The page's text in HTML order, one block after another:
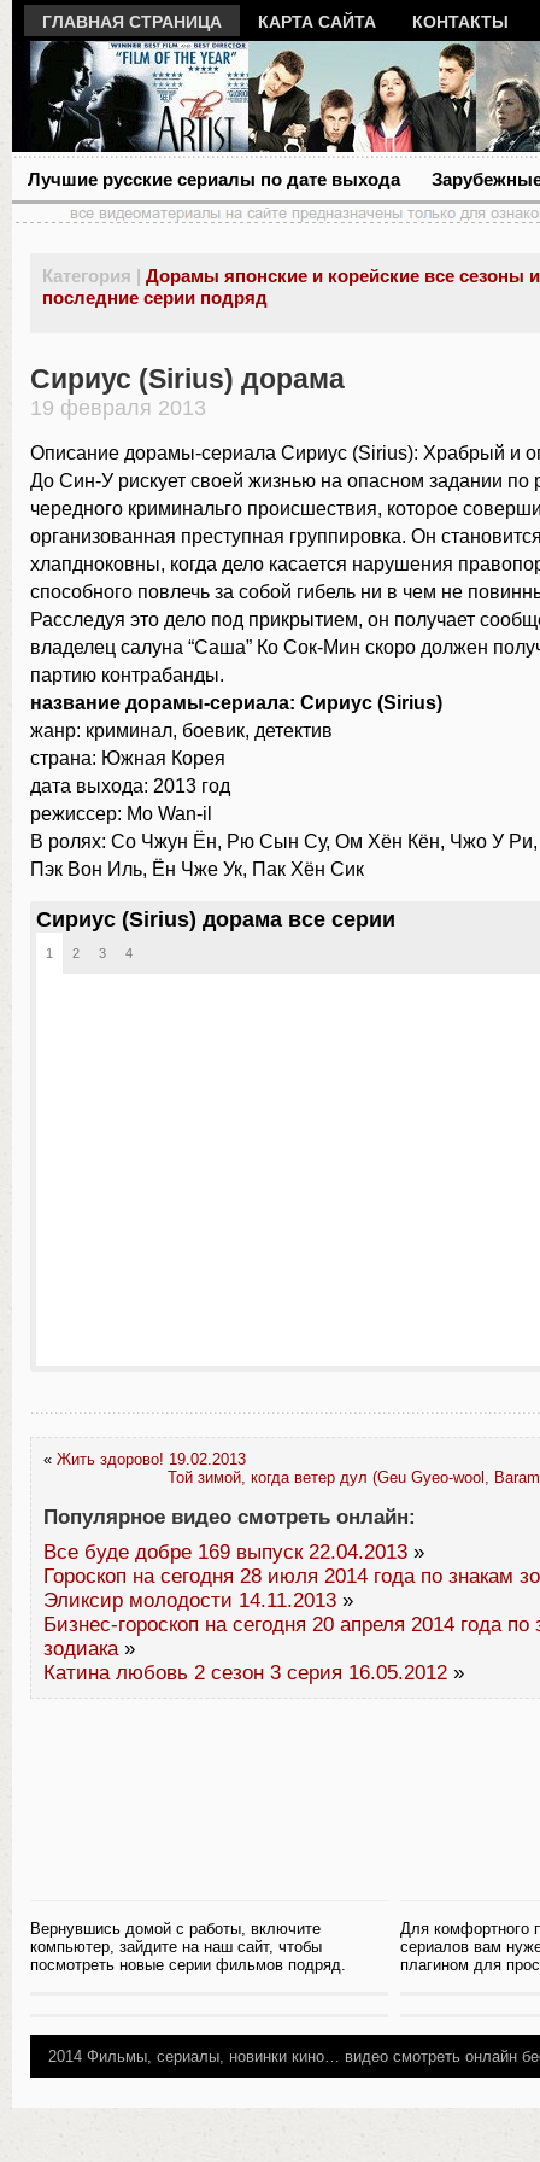
ГЛАВНАЯ СТРАНИЦА КАРТА САЙТА КОНТАКТЫ
Лучшие русские сериалы по дате выхода
Категория | Дорамы японские и корейские все сезоны
последние серии подряд
Сириус (Sirius) дорама
19 февраля 2013
Описание дорамы-сериала Сириус (Sirius): Храбрый и
До Син-У рискует своей жизнью на опасном задании по
чередного криминальго происшествия, которое
организованная преступная группировка. Он
хлапдноковны, когда дело касается нарушения
способного повлечь за собой гибель ни в чем не
Расследуя это дело под прикрытием, он получает
владелец салуна “Саша” Ко Сок-Мин скоро должен
партию контрабанды.
название дорамы-сериала: Сириус (Sirius)
жанр: криминал, боевик, детектив
страна: Южная Корея
дата выхода: 2013 год
режиссер: Mo Wan-il
В ролях: Со Чжун Ён, Рю Сын Су, Ом Хён Кён, Чжо У
Пэк Вон Иль, Ён Чже Ук, Пак Хён Сик
Сириус (Sirius) дорама все серии
1 2 3 4
« Жить здорово! 19.02.2013
Той зимой, когда ветер дул (Geu Gyeo-wool,
Популярное видео смотреть онлайн:
Все буде добре 169 выпуск 22.04.2013 »
Гороскоп на сегодня 28 июля 2014 года по знакам
Эликсир молодости 14.11.2013 »
Бизнес-гороскоп на сегодня 20 апреля 2014 года по
зодиака»
Катина любовь 2 сезон 3 серия 16.05.2012 »
Вернувшись домой с работы, включите
компьютер, зайдите на наш сайт, чтобы
посмотреть новые серии фильмов подряд.
Для комфортного
сериалов вам
плагином для
2014 Фильмы, сериалы, новинки кино… видео смотреть онлайн